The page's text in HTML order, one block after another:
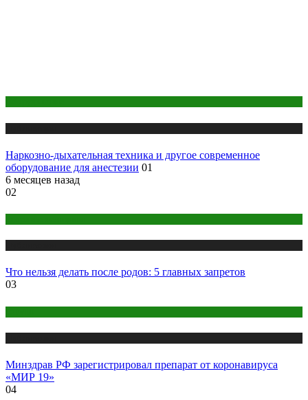
Наркозно-дыхательная техника и другое современное
оборудование для анестезии 01
6 месяцев назад
02
Что нельзя делать после родов: 5 главных запретов
03
Минздрав РФ зарегистрировал препарат от коронавируса
«МИР 19»
04